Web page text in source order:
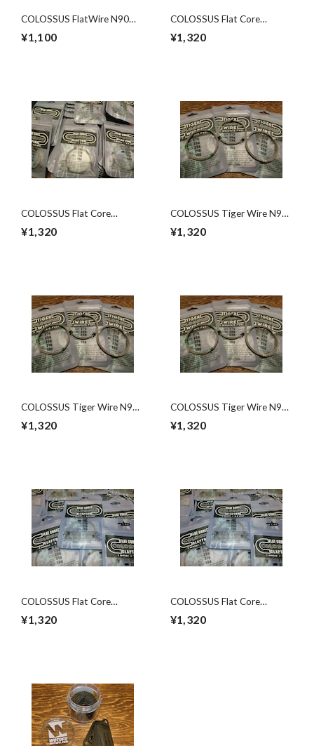
COLOSSUS FlatWire N90
27G VAPE専門店 爆煙堂
通販
¥1,100
COLOSSUS Flat Core
Clapton Wire N90 21G 電
子タバコ専門店 VAPE専門
¥1,320
COLOSSUS Flat Core
子タバコ専門店 VAPE専門
¥1,320
COLOSSUS Tiger Wire N90
VAPE専門店 爆煙堂 ベイ
¥1,320
COLOSSUS Tiger Wire N90
25G 電子タバコ専門店
VAPE専門店 爆煙堂 ベイ
¥1,320
COLOSSUS Tiger Wire N90
23G 電子タバコ専門店
VAPE専門店 爆煙堂 ベイ
¥1,320
COLOSSUS Flat Core
¥1,320
COLOSSUS Flat Core
¥1,320